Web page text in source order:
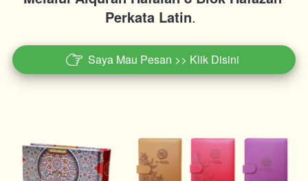
Perkata Latin.
` Saya Mau Pesan >> Klik Disini